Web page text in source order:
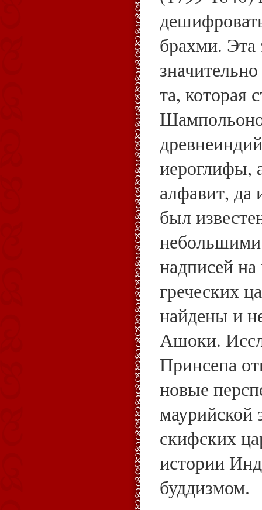
брахми. Эта
та, которая
иероглифы,
алфавит, да
был
надписей
греческих
найдены и
Ашоки.
Принсепа
новые
маурийской
скифских
истории
буддизмом.